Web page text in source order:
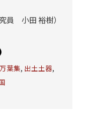
員 小田 裕樹）
万葉集, 出土土器,